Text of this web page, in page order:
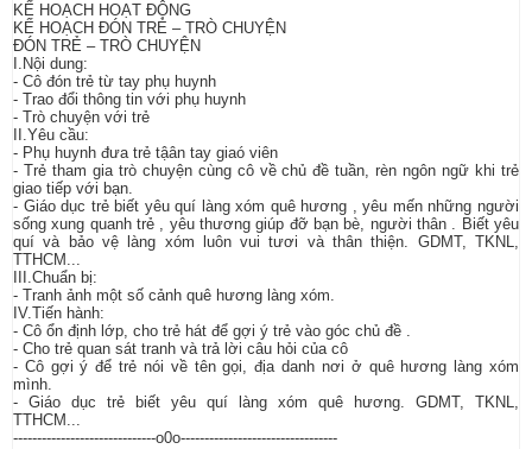
KẾ HOẠCH HOẠT ĐỘNG
KẾ HOẠCH ĐÓN TRẺ – TRÒ CHUYỆN
ĐÓN TRẺ – TRÒ CHUYỆN
I.Nội dung:
- Cô đón trẻ từ tay phụ huynh
- Trao đổi thông tin với phụ huynh
- Trò chuyện với trẻ
II.Yêu cầu:
- Phụ huynh đưa trẻ tậân tay giaó viên
- Trẻ tham gia trò chuyện cùng cô về chủ đề tuần, rèn ngôn ngữ khi trẻ
giao tiếp với bạn.
- Giáo dục trẻ biết yêu quí làng xóm quê hương , yêu mến những người
sống xung quanh trẻ , yêu thương giúp đỡ bạn bè, người thân . Biết yêu
quí và bảo vệ làng xóm luôn vui tươi và thân thiện. GDMT, TKNL,
TTHCM...
III.Chuẩn bị:
- Tranh ảnh một số cảnh quê hương làng xóm.
IV.Tiến hành:
- Cô ổn định lớp, cho trẻ hát để gợi ý trẻ vào góc chủ đề .
- Cho trẻ quan sát tranh và trả lời câu hỏi của cô
- Cô gợi ý để trẻ nói về tên gọi, địa danh nơi ở quê hương làng xóm
mình.
- Giáo dục trẻ biết yêu quí làng xóm quê hương. GDMT, TKNL,
TTHCM...
------------------------------o0o---------------------------------